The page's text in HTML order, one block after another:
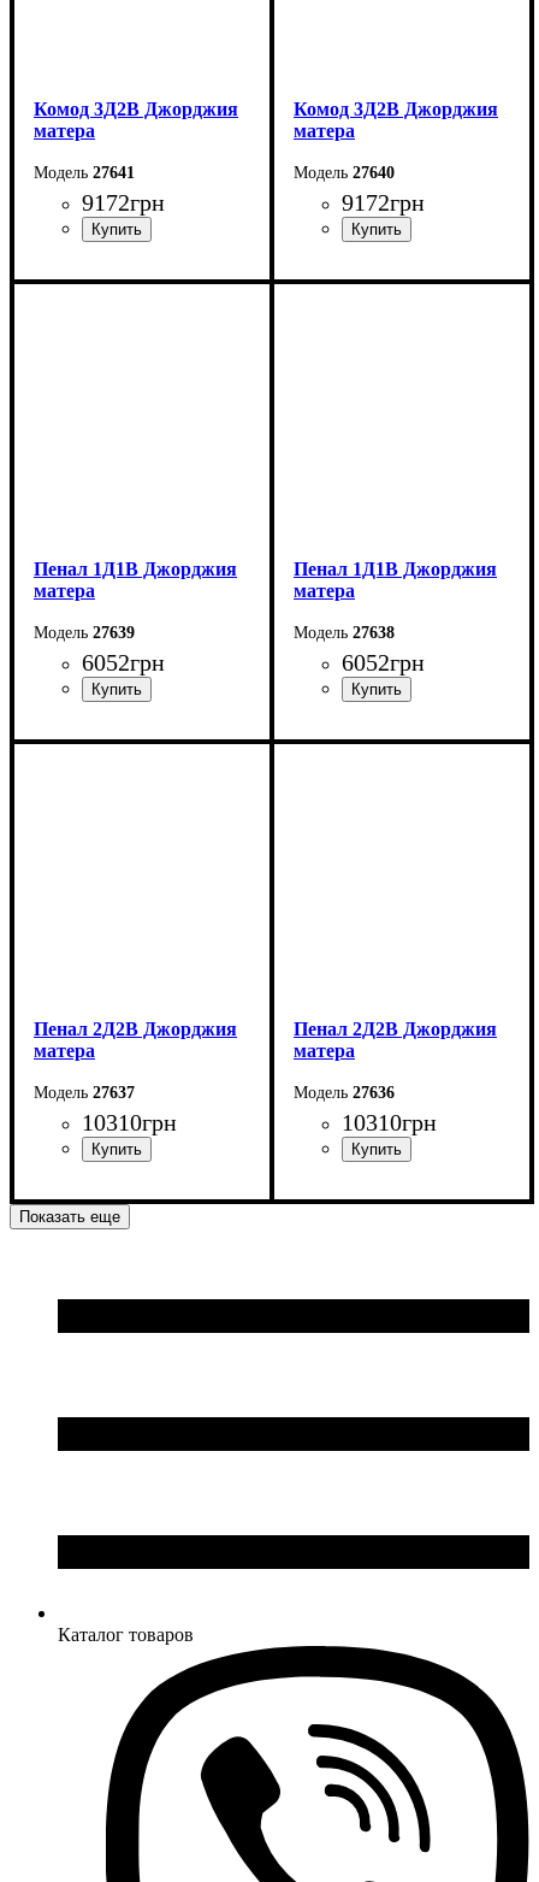
Комод 3Д2В Джорджия
матера
27641
9172грн
Ширина: 171,1 см
Комод 3Д2В Джорджия
матера
27640
9172грн
Ширина: 171,1 см
Пенал 1Д1В Джорджия
матера
27639
6052грн
Ширина: 81,6 см
Пенал 1Д1В Джорджия
матера
27638
6052грн
Ширина: 81,6 см
Пенал 2Д2В Джорджия
матера
27637
10310грн
Ширина: 139 см
Высота: 204,8 см
Пенал 2Д2В Джорджия
матера
27636
10310грн
Ширина: 139 см
Показать еще
Каталог товаров